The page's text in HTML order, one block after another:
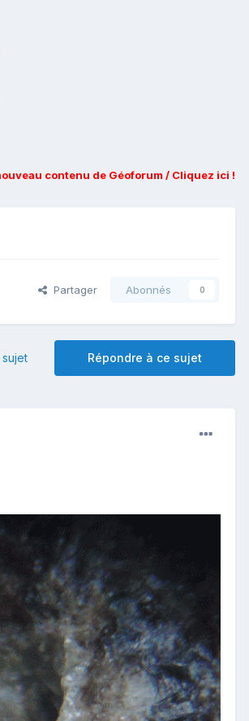
contenu de Géoforum / Cliquez ici !
Partager Abonnés 0
Répondre à ce sujet